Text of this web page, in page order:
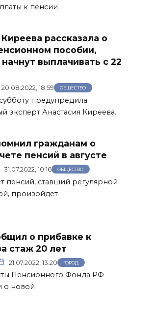
к пенсии
рассказала о
пособии,
выплачивать с 22
20.08.2022, 18:59 ОБЩЕСТВО
предупредила
эксперт Анастасия Киреева.
гражданам о
пенсий в августе
31.07.2022, 10:16 ОБЩЕСТВО
пенсий, ставший регулярной
произойдет
о прибавке к
стаж 20 лет
21.07.2022, 13:20 ГОРОД
Пенсионного Фонда РФ
о новой